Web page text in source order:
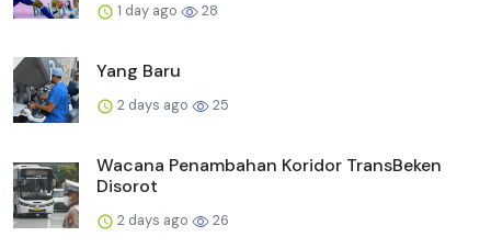
1 day ago 28
Yang Baru
2 days ago 25
Wacana Penambahan Koridor TransBeken
Disorot
2 days ago 26